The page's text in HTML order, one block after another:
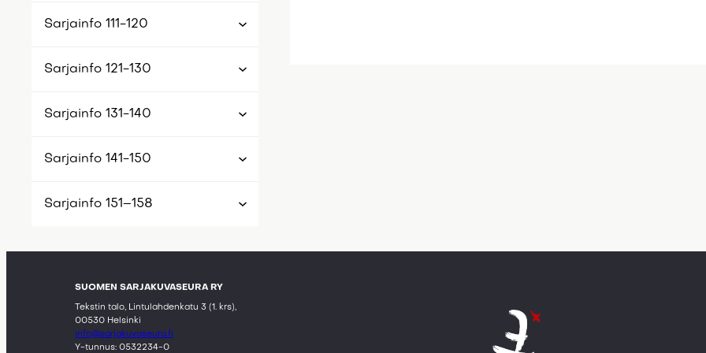
Sarjainfo 111-120
Sarjainfo 121-130
Sarjainfo 131-140
Sarjainfo 141-150
Sarjainfo 151–158
SUOMEN SARJAKUVASEURA RY
Tekstin talo, Lintulahdenkatu 3 (1. krs),
00530 Helsinki
info@sarjakuvaseura.fi
Y-tunnus: 0532234-0